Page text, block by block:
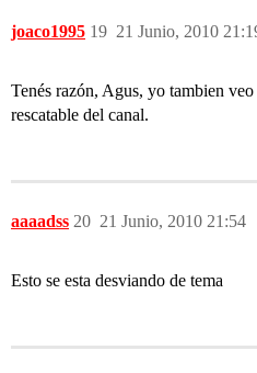
joaco1995 21 Junio, 2010
19
Tenés razón, Agus, yo tambien
rescatable del canal.
aaaadss 21 Junio, 2010 21:54
20
Esto se esta desviando de tema